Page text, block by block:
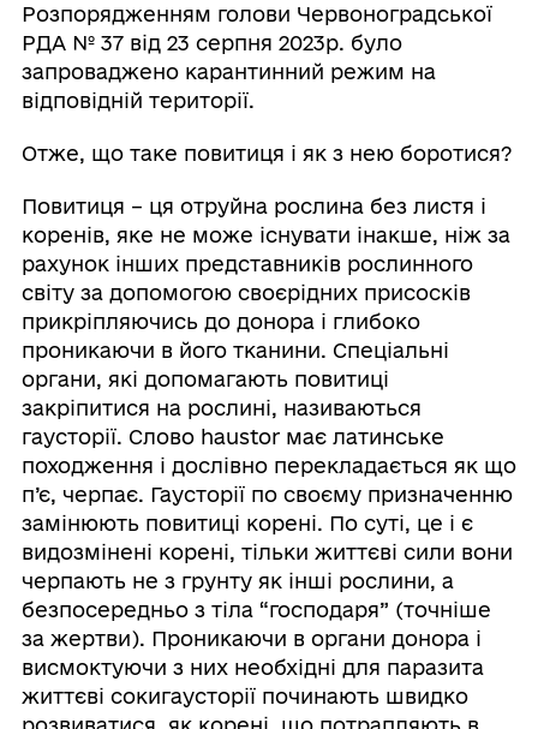
Розпорядженням голови Червоноградської
РДА № 37 від 23 серпня 2023р. було
запроваджено карантинний режим на
відповідній території.
Отже, що таке повитиця і як з нею боротися?
Повитиця – ця отруйна рослина без листя і
коренів, яке не може існувати інакше, ніж за
рахунок інших представників рослинного
світу за допомогою своєрідних присосків
прикріпляючись до донора і глибоко
проникаючи в його тканини. Спеціальні
органи, які допомагають повитиці
закріпитися на рослині, називаються
гаусторії. Слово haustor має латинське
походження і дослівно перекладається як що
п’є, черпає. Гаусторії по своєму призначенню
замінюють повитиці корені. По суті, це і є
видозмінені корені, тільки життєві сили вони
черпають не з грунту як інші рослини, а
безпосередньо з тіла “господаря” (точніше
за жертви). Проникаючи в органи донора і
висмоктуючи з них необхідні для паразита
життєві сокигаусторії починають швидко
розвиватися, як корені, що потрапляють в